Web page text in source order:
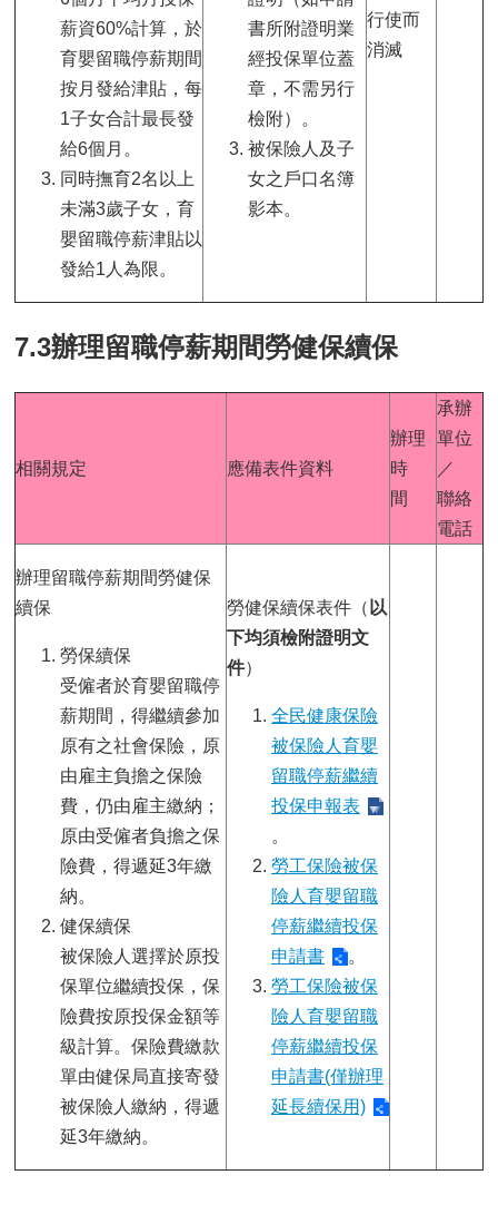
薪資60%計算，於
育嬰留職停薪期間
按月發給津貼，每
1子女合計最長發
給6個月。
同時撫育2名以上
未滿3歲子女，育
嬰留職停薪津貼以
發給1人為限。
書所附證明業
經投保單位蓋
章，不需另行
檢附）。
被保險人及子
女之戶口名簿
影本。
行使而
消滅
7.3辦理留職停薪期間勞健保續保
相關規定 應備表件資料
辦理
時
間
承辦
單位
／
聯絡
電話
辦理留職停薪期間勞健保
續保
勞保續保
受僱者於育嬰留職停
薪期間，得繼續參加
原有之社會保險，原
由雇主負擔之保險
費，仍由雇主繳納；
原由受僱者負擔之保
險費，得遞延3年繳
納。
健保續保
被保險人選擇於原投
保單位繼續投保，保
險費按原投保金額等
級計算。保險費繳款
單由健保局直接寄發
被保險人繳納，得遞
延3年繳納。
勞健保續保表件（ 以
下均須檢附證明文
件）
全民健康保險
被保險人育嬰
留職停薪繼續
投保申報表
。
勞工保險被保
險人育嬰留職
停薪繼續投保
申請書
。
勞工保險被保
險人育嬰留職
停薪繼續投保
申請書(僅辦理
延長續保用)